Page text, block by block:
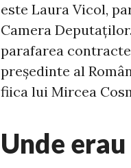
este Laura Vicol,
Camera
parafarea
președinte al
fiica lui Mircea
Unde